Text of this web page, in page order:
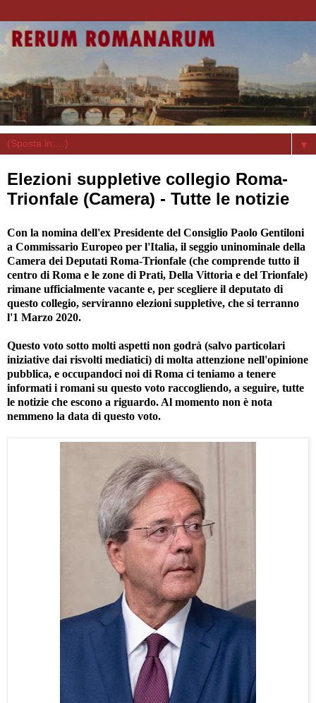
▼
Elezioni suppletive collegio Roma-
Trionfale (Camera) - Tutte le notizie
Con la nomina dell'ex Presidente del Consiglio Paolo Gentiloni
a Commissario Europeo per l'Italia, il seggio uninominale della
Camera dei Deputati Roma-Trionfale (che comprende tutto il
centro di Roma e le zone di Prati, Della Vittoria e del Trionfale)
rimane ufficialmente vacante e, per scegliere il deputato di
questo collegio, serviranno elezioni suppletive, che si terranno
l'1 Marzo 2020.
Questo voto sotto molti aspetti non godrà (salvo particolari
iniziative dai risvolti mediatici) di molta attenzione nell'opinione
pubblica, e occupandoci noi di Roma ci teniamo a tenere
informati i romani su questo voto raccogliendo, a seguire, tutte
le notizie che escono a riguardo. Al momento non è nota
nemmeno la data di questo voto.